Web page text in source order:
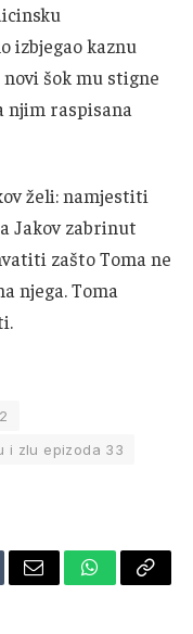
izbjegao kaznu
šok mu stigne
njim raspisana
želi: namjestiti
Jakov zabrinut
zašto Toma ne
njega. Toma
i zlu epizoda 33
Email WhatsApp
Copy